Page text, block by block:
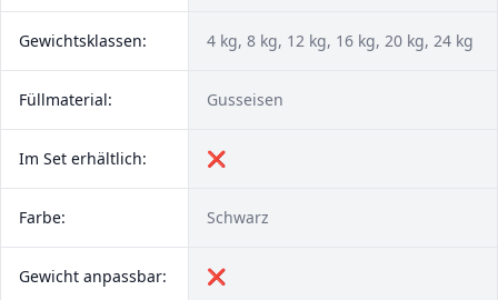
Gewichtsklassen: 4 kg, 8 kg, 12 kg, 16 kg, 20 kg, 24 kg
Füllmaterial: Gusseisen
Im Set erhältlich: ❌
Farbe: Schwarz
Gewicht anpassbar: ❌